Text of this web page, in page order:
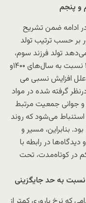
و پنجم
ادامه ضمن تشریح
حسب ترتیب تولد
تولد فرزند سوم،
چهارم و فرزند پنجم و بیشتر در سال ۱۴۰۲ نسبت به سال‌های ۱۴۰۰و
علل افزایش نسبی می­‌
گرفته شده در مواد
و جوانی جمعیت مرتبط
می­‌شود که روند
بنابراین، مسیر و
دیدگاه‌ها در رابطه با
در کوتاه‌مدت، تحت
به حد جایگزینی